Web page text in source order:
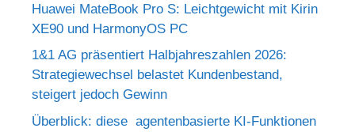
Huawei MateBook Pro S: Leichtgewicht mit Kirin
XE90 und HarmonyOS PC
1&1 AG präsentiert Halbjahreszahlen 2026:
Strategiewechsel belastet Kundenbestand,
steigert jedoch Gewinn
Überblick: diese agentenbasierte KI-Funktionen